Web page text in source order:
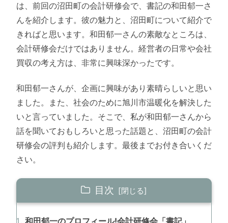
は、前回の沼田町の会計研修会で、書記の和田郁一さ
んを紹介します。彼の魅力と、沼田町について紹介で
きればと思います。和田郁一さんの素敵なところは、
会計研修会だけではありません。経営者の日常や会社
買収の考え方は、非常に興味深かったです。
和田郁一さんが、企画に興味があり素晴らしいと思い
ました。また、社会のために旭川市温暖化を解決した
いと言っていました。そこで、私が和田郁一さんから
話を聞いておもしろいと思った話題と、沼田町の会計
研修会の評判も紹介します。最後までお付き合いくだ
さい。
目次